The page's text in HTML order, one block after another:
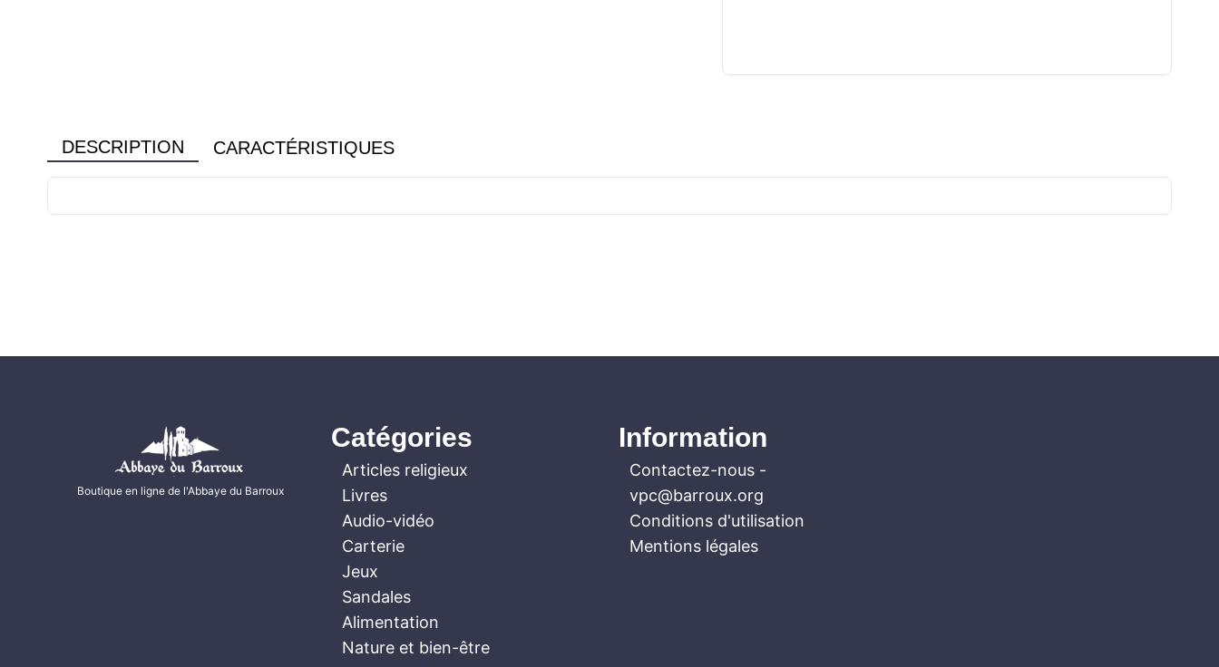
DESCRIPTION CARACTÉRISTIQUES
Boutique en ligne de l'Abbaye du Barroux
Catégories
Articles religieux
Livres
Audio-vidéo
Carterie
Jeux
Sandales
Alimentation
Nature et bien-être
Information
Contactez-nous -
vpc@barroux.org
Conditions d'utilisation
Mentions légales